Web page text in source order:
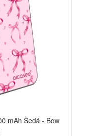
mAh Šedá - Bow